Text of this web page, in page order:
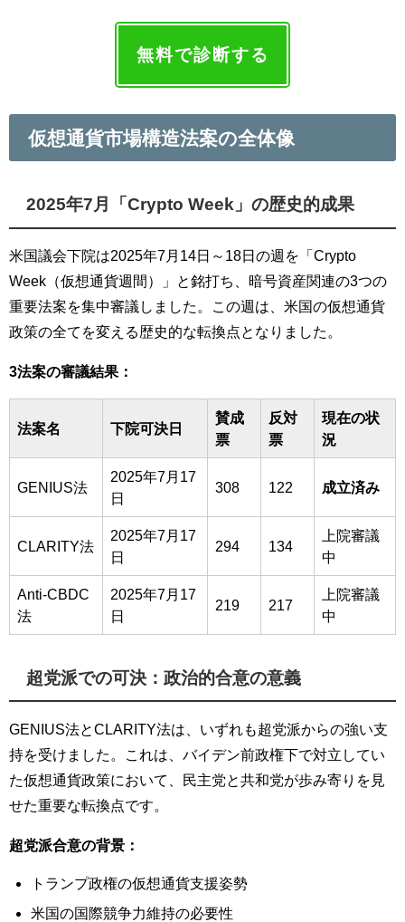
無料で診断する
仮想通貨市場構造法案の全体像
2025年7月「Crypto Week」の歴史的成果
米国議会下院は2025年7月14日～18日の週を「Crypto
Week（仮想通貨週間）」と銘打ち、暗号資産関連の3つの
重要法案を集中審議しました。この週は、米国の仮想通貨
政策の全てを変える歴史的な転換点となりました。
3法案の審議結果：
法案名 下院可決日
賛成
票
反対
票
現在の状
況
GENIUS法
2025年7月17
日
308 122 成立済み
CLARITY法
2025年7月17
日
294 134
上院審議
中
Anti-CBDC
法
2025年7月17
日
219 217
上院審議
中
超党派での可決：政治的合意の意義
GENIUS法とCLARITY法は、いずれも超党派からの強い支
持を受けました。これは、バイデン前政権下で対立してい
た仮想通貨政策において、民主党と共和党が歩み寄りを見
せた重要な転換点です。
超党派合意の背景：
トランプ政権の仮想通貨支援姿勢
米国の国際競争力維持の必要性